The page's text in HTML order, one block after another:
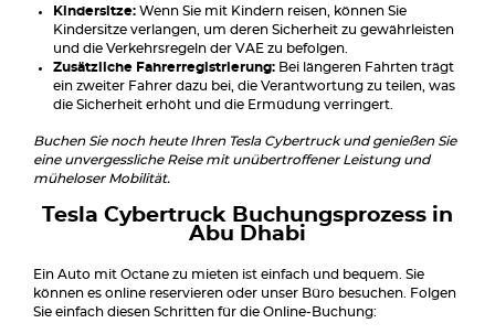
Kindersitze: Wenn Sie mit Kindern reisen, können Sie
Kindersitze verlangen, um deren Sicherheit zu gewährleisten
und die Verkehrsregeln der VAE zu befolgen.
Zusätzliche Fahrerregistrierung: Bei längeren Fahrten trägt
ein zweiter Fahrer dazu bei, die Verantwortung zu teilen, was
die Sicherheit erhöht und die Ermüdung verringert.
Buchen Sie noch heute Ihren Tesla Cybertruck und genießen Sie
eine unvergessliche Reise mit unübertroffener Leistung und
müheloser Mobilität.
Tesla Cybertruck Buchungsprozess in
Abu Dhabi
Ein Auto mit Octane zu mieten ist einfach und bequem. Sie
können es online reservieren oder unser Büro besuchen. Folgen
Sie einfach diesen Schritten für die Online-Buchung: